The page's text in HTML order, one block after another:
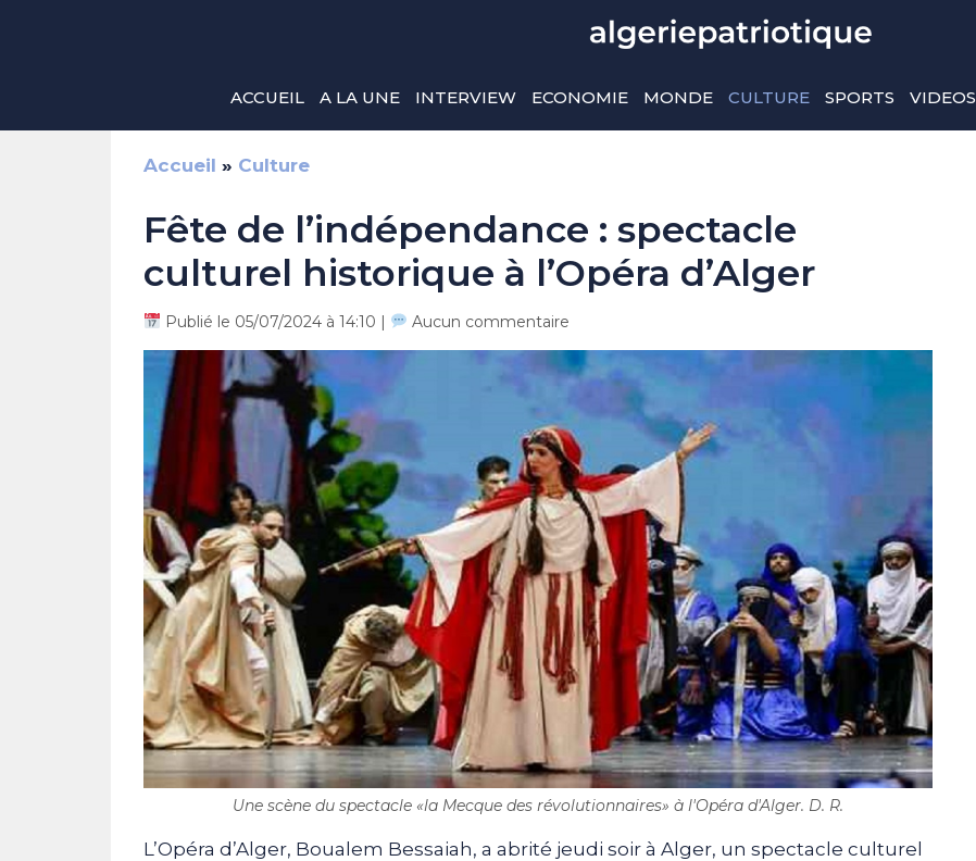
ACCUEIL A LA UNE INTERVIEW ECONOMIE MONDE CULTURE SPORTS VIDEOS
Accueil » Culture
Fête de l’indépendance : spectacle
culturel historique à l’Opéra d’Alger
Publié le 05/07/2024 à 14:10 | Aucun commentaire
Une scène du spectacle «la Mecque des révolutionnaires» à l'Opéra d'Alger. D. R.
L’Opéra d’Alger, Boualem Bessaiah, a abrité jeudi soir à Alger, un spectacle culturel